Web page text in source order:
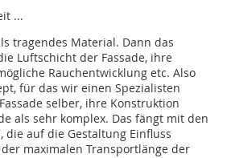
...
tragendes Material. Dann das
Luftschicht der Fassade, ihre
Rauchentwicklung etc. Also
für das wir einen Spezialisten
selber, ihre Konstruktion
als sehr komplex. Das fängt mit den
die auf die Gestaltung Einfluss
maximalen Transportlänge der